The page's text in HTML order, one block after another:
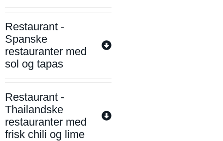
Restaurant -
Spanske
restauranter med
sol og tapas
Restaurant -
Thailandske
restauranter med
frisk chili og lime